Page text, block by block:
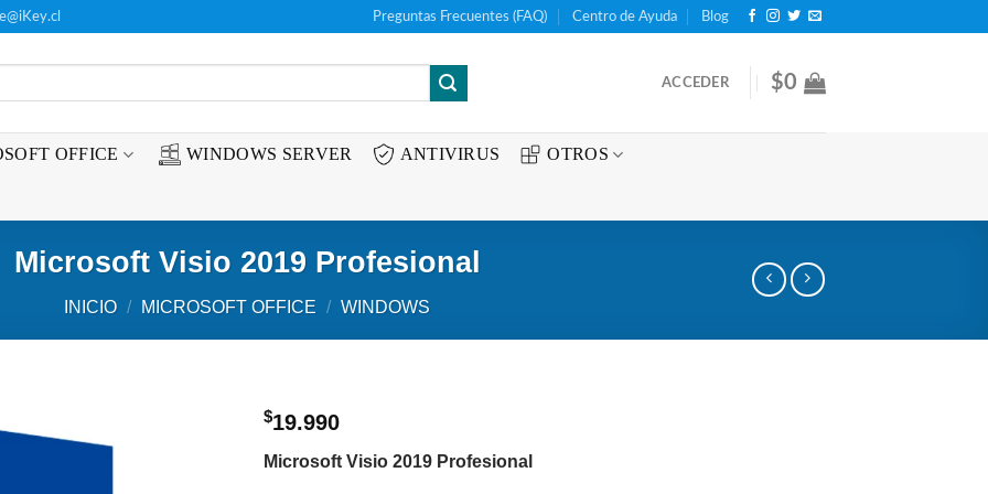
Preguntas Frecuentes (FAQ) Centro de Ayuda Blog
ACCEDER $0
OFFICE WINDOWS SERVER ANTIVIRUS OTROS
Microsoft Visio 2019 Profesional
INICIO / MICROSOFT OFFICE / WINDOWS
$19.990
Microsoft Visio 2019 Profesional